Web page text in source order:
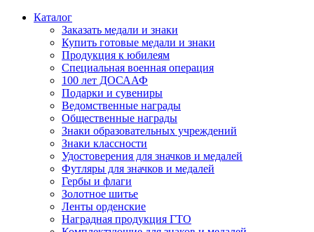
Каталог
Заказать медали и знаки
Купить готовые медали и знаки
Продукция к юбилеям
Специальная военная операция
100 лет ДОСААФ
Подарки и сувениры
Ведомственные награды
Общественные награды
Знаки образовательных учреждений
Знаки классности
Удостоверения для значков и медалей
Футляры для значков и медалей
Гербы и флаги
Золотное шитье
Ленты орденские
Наградная продукция ГТО